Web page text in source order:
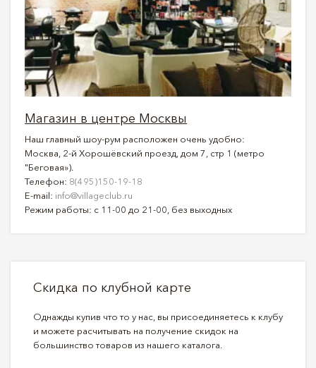
Магазин в центре Москвы
Наш главный шоу-рум расположен очень удобно:
Москва, 2-й Хорошёвский проезд, дом 7, стр 1 (метро
"Беговая»).
Телефон: 8(495)150-19-18
E-mail: info@villageclub.ru
Режим работы: с 11-00 до 21-00, без выходных
Скидка по клубной карте
Однажды купив что то у нас, вы присоединяетесь к клубу
и можете расчитывать на получение скидок на
большинство товаров из нашего каталога.